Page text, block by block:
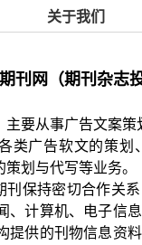
关于我们
刊网（期刊杂志
主要从事广告文案
类广告软文的策
划与代写等业务。
刊保持密切合作关
、计算机、电子信
提供的刊物信息资